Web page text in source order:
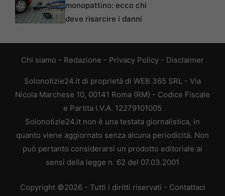
monopattino: ecco chi
deve risarcire i danni
Chi siamo - Redazione - Privacy Policy - Disclaimer
Solonotizie24.it di proprietà di WEB 365 SRL - Via
Nicola Marchese 10, 00141 Roma (RM) - Codice Fiscale
e Partita I.V.A. 12279101005
Solonotizie24.it non è una testata giornalistica, in
quanto viene aggiornato senza alcuna periodicità. Non
può pertanto considerarsi un prodotto editoriale ai
sensi della legge n. 62 del 07.03.2001
Copyright ©2026 - Tutti i diritti riservati - Contattaci